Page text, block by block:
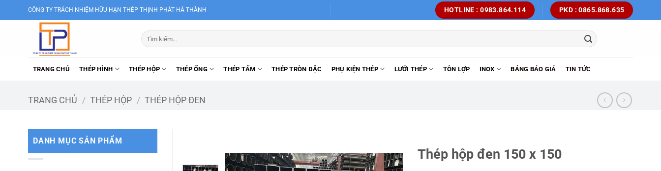
qua
CÔNG TY TRÁCH NHIỆM HỮU HẠN THÉP THỊNH PHÁT HÀ THÀNH HOTLINE : 0983.864.114 PKD : 0865.868.635
Tìm
kiếm:
TRANG CHỦ THÉP HÌNH THÉP HỘP THÉP ỐNG THÉP TẤM THÉP TRÒN ĐẶC PHỤ KIỆN THÉP LƯỚI THÉP TÔN LỢP INOX BẢNG BÁO GIÁ TIN TỨC
TRANG CHỦ / THÉP HỘP / THÉP HỘP ĐEN
DANH MỤC SẢN PHẨM
Thép hộp đen 150 x 150